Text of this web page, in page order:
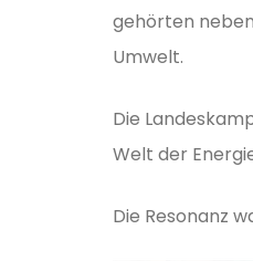
gehörten
Umwelt.
Die
Welt der
Die Resonanz